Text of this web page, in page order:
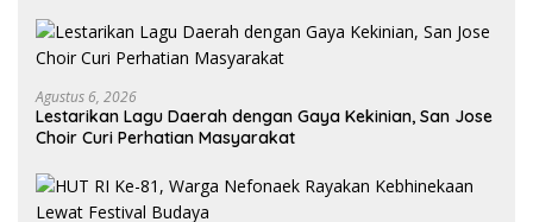
Agustus 6, 2026
Lestarikan Lagu Daerah dengan Gaya Kekinian, San Jose
Choir Curi Perhatian Masyarakat